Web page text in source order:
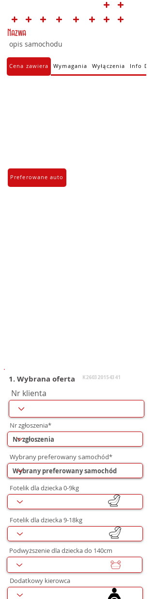
Nazwa
opis samochodu
Cena zawiera Wymagania Wyłączenia Info
Preferowane auto
1. Wybrana oferta K260320154341
Nr klienta
Nr zgłoszenia*
Wybrany preferowany samochód*
Fotelik dla dziecka 0-9kg
Fotelik dla dziecka 9-18kg
Podwyższenie dla dziecka do 140cm
Dodatkowy kierowca